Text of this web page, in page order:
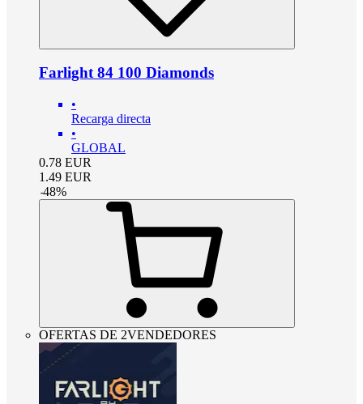
Farlight 84 100 Diamonds
•
Recarga directa
•
GLOBAL
0.78 EUR
1.49 EUR
-48%
OFERTAS DE 2VENDEDORES